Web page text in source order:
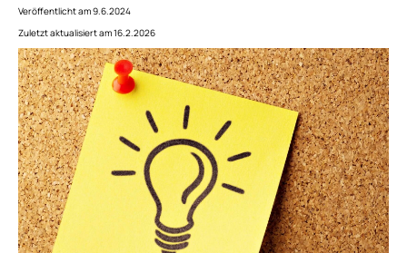
Veröffentlicht am 9.6.2024
Zuletzt aktualisiert am 16.2.2026